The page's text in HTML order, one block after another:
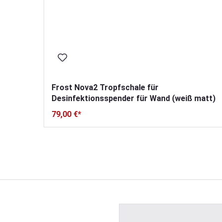
Frost Nova2 Tropfschale für
Desinfektionsspender für Wand (weiß matt)
79,00 €*